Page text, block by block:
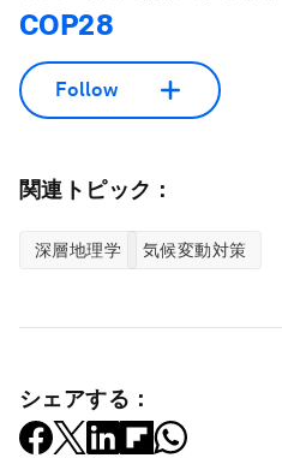
COP28
Follow
関連トピック：
深層地理学 気候変動対策
シェアする：